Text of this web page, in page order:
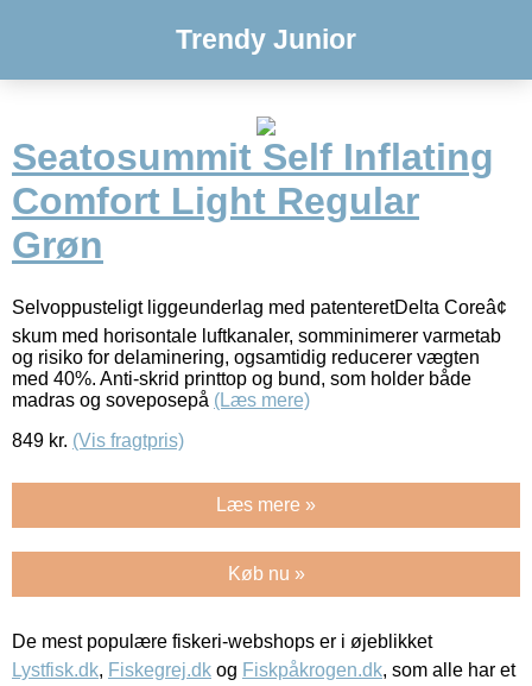
Trendy Junior
Seatosummit Self Inflating
Comfort Light Regular
Grøn
Selvoppusteligt liggeunderlag med patenteretDelta Coreâ¢
skum med horisontale luftkanaler, somminimerer varmetab
og risiko for delaminering, ogsamtidig reducerer vægten
med 40%. Anti-skrid printtop og bund, som holder både
madras og soveposepå (Læs mere)
849 kr. (Vis fragtpris)
Læs mere »
Køb nu »
De mest populære fiskeri-webshops er i øjeblikket
Lystfisk.dk, Fiskegrej.dk og Fiskpåkrogen.dk, som alle har et